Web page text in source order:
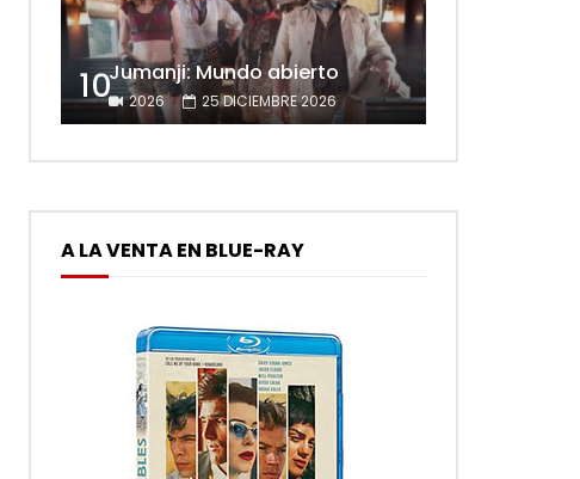
10Jumanji: Mundo abierto
2026 25 DICIEMBRE 2026
A LA VENTA EN BLUE-RAY